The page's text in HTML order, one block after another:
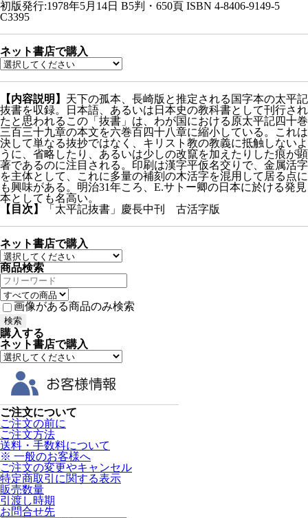
初版発行:1978年5月14日 B5判・650頁 ISBN 4-8406-9149-5
C3395
ネット書店で購入
【内容説明】 天下の孤本、長崎版と推定される国字本の太平記
抜書を収録。日本語、あるいは日本史の教科書として刊行され
たと思われるこの「抜書」は、わが国における原太平記四十巻
三百三十九章の本文を六巻百四十八章に縮小している。これは
決して単なる抜抄ではなく、キリスト教の教義に抵触しないよ
うに、省略したり、あるいは少しの改竄を加えたりした痕が顕
著であるのに注目される。印刷は漢字平仮名交りで、金属活字
を主体として、これに多量の補刻の木活字を混用して居る点に
も興味がある。明治31年ころ、E.サトー卿の日本に於ける発見
本としても名高い。
【目次】
「太平記抜書」慶長中刊 古活字版
ネット書店で購入
商品検索
画像がある商品のみ検索
購入する
ネット書店で購入
ご注文について
ご注文の前に
ご注文方法
送料・手数料について
※ 一般のお客様へ
ご注文の変更やキャンセル
特定商取引に関する表示
販売数量
引渡し時期
お問合せ先